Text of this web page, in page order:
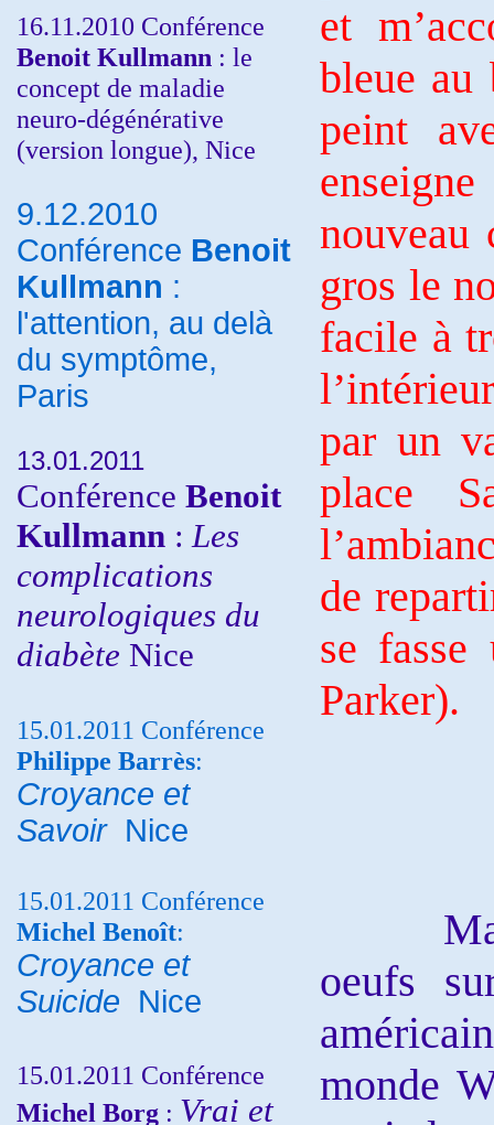
16.11.2010 Conférence
Benoit Kullmann : le
concept de maladie
neuro-dégénérative
(version longue), Nice
9.12.2010
Conférence Benoit
Kullmann :
l'attention, au delà
du symptôme,
Paris
13.01.2011
Conférence Benoit
Kullmann : Les
complications
neurologiques du
diabète Nice
15.01.2011 Conférence
Philippe Barrès:
Croyance et
Savoir Nice
15.01.2011 Conférence
Michel Benoît:
Croyance et
Suicide Nice
15.01.2011 Conférence
Michel Borg : Vrai et
et
bleue au
peint
nouveau
gros le
facile à
par un
place
de
se
Parker).
Mardi
oeufs
monde